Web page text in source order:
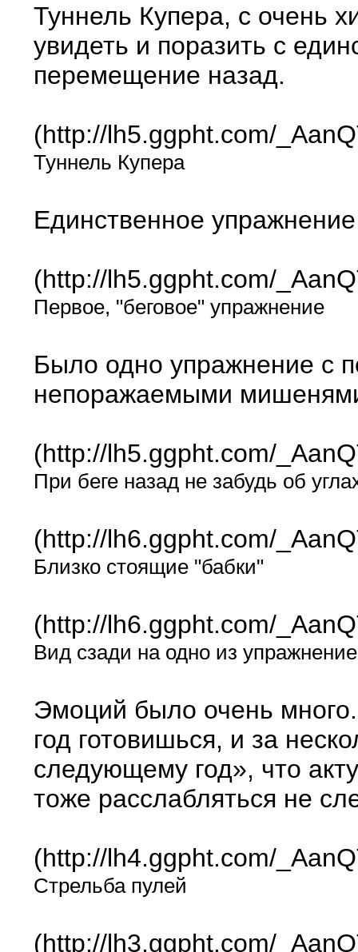
Туннель Купера, с очень
увидеть и поразить с
перемещение назад.
(http://lh5.ggpht.com/
Туннель Купера
Единственное
(http://lh5.ggpht.com/
Первое, "беговое" упражнение
Было одно упражнение с
непоражаемыми
(http://lh5.ggpht.com/
При беге назад не забудь об
(http://lh6.ggpht.com/
Близко стоящие "бабки"
(http://lh6.ggpht.com/
Вид сзади на одно из упражнение
Эмоций было очень
год готовишься, и за
следующему год», что
тоже расслабляться не
(http://lh4.ggpht.com/
Стрельба пулей
(http://lh3.ggpht.com/